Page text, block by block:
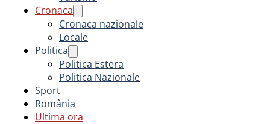
Cronaca
Cronaca nazionale
Locale
Politica
Politica Estera
Politica Nazionale
Sport
România
Ultima ora